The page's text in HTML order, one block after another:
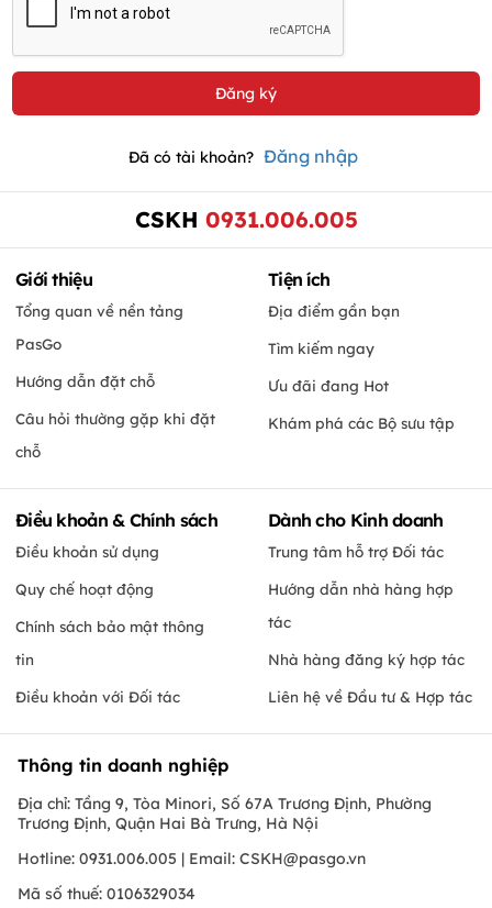
Đã có tài khoản? Đăng nhập
CSKH 0931.006.005
Giới thiệu
Tổng quan về nền tảng
PasGo
Hướng dẫn đặt chỗ
Câu hỏi thường gặp khi đặt
chỗ
Tiện ích
Địa điểm gần bạn
Tìm kiếm ngay
Ưu đãi đang Hot
Khám phá các Bộ sưu tập
Điều khoản & Chính sách
Điều khoản sử dụng
Quy chế hoạt động
Chính sách bảo mật thông
tin
Điều khoản với Đối tác
Dành cho Kinh doanh
Trung tâm hỗ trợ Đối tác
Hướng dẫn nhà hàng hợp
tác
Nhà hàng đăng ký hợp tác
Liên hệ về Đầu tư & Hợp tác
Thông tin doanh nghiệp
Địa chỉ: Tầng 9, Tòa Minori, Số 67A Trương Định, Phường
Trương Định, Quận Hai Bà Trưng, Hà Nội
Hotline: 0931.006.005 | Email: CSKH@pasgo.vn
Mã số thuế: 0106329034